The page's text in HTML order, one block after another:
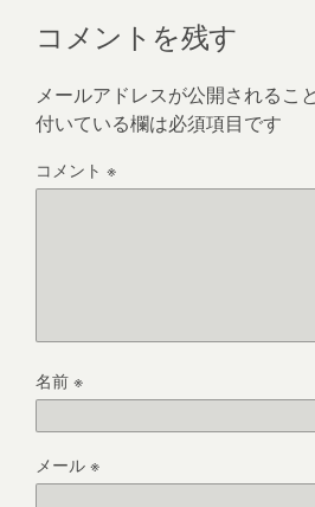
コメントを残す
メールアドレスが公開されるこ
付いている欄は必須項目です
コメント ※
名前※
メール※